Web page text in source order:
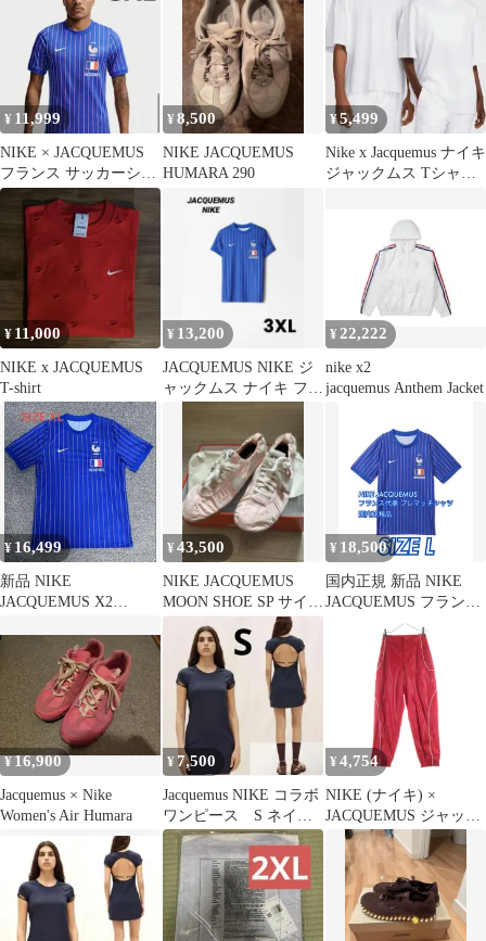
¥ 11,999
NIKE × JACQUEMUS
フランス サッカーシャ
ツ 3XL ジャックムス
¥8,500
NIKE JACQUEMUS
HUMARA 290
¥5,499
Nike x Jacquemus ナイキ
ジャックムス Tシャツ
¥ 11,000
NIKE x JACQUEMUS
T-shirt
¥ 13,200
JACQUEMUS NIKE ジ
ャックムス ナイキ フラ
¥ 22,222
nike x2
jacquemus Anthem Jacket
¥ 16,499
新品 NIKE
JACQUEMUS X2
¥43,500
NIKE JACQUEMUS
MOON SHOE SP サイズ
¥ 18,500
国内正規 新品 NIKE
JACQUEMUS フランス
代表 プレマッチシャツ
¥16,900
Jacquemus × Nike
Women's Air Humara
¥ 7,500
Jacquemus NIKE コラボ
ワンピース S ネイビ
ー
¥ 4,754
NIKE (ナイキ) ×
JACQUEMUS ジャック
ムス AS U NRG
JACQUEMUS TRACK
PANT メタルロゴ ナイ
ロンパンツ FV5702-642
レッド